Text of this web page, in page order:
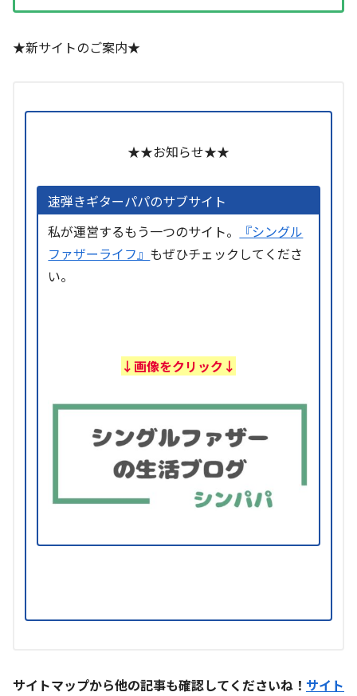
★新サイトのご案内★
★★お知らせ★★
速弾きギターパパのサブサイト
私が運営するもう一つのサイト。
『シングル
ファザーライフ』 もぜひチェックしてくださ
い。
↓画像をクリック↓
サイトマップから他の記事も確認してくださいね！ サイト